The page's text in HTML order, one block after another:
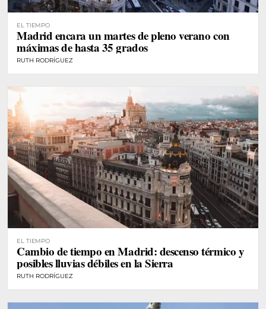
EL TIEMPO
Madrid encara un martes de pleno verano con
máximas de hasta 35 grados
RUTH RODRÍGUEZ
EL TIEMPO
Cambio de tiempo en Madrid: descenso térmico y
posibles lluvias débiles en la Sierra
RUTH RODRÍGUEZ